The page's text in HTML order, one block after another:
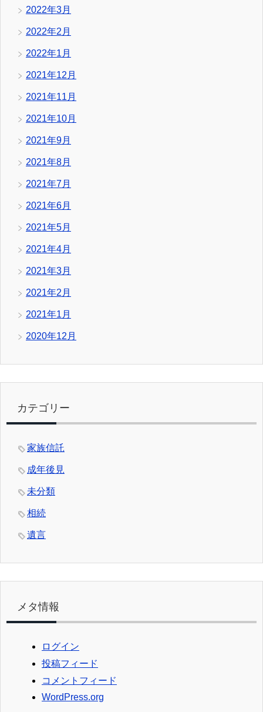
2022年3月
2022年2月
2022年1月
2021年12月
2021年11月
2021年10月
2021年9月
2021年8月
2021年7月
2021年6月
2021年5月
2021年4月
2021年3月
2021年2月
2021年1月
2020年12月
カテゴリー
家族信託
成年後見
未分類
相続
遺言
メタ情報
ログイン
投稿フィード
コメントフィード
WordPress.org